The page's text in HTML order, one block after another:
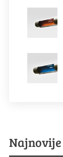
Najnovije